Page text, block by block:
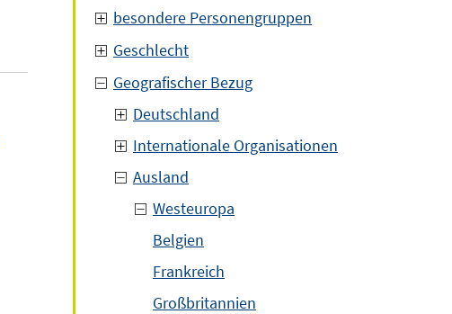
besondere Personengruppen
Geschlecht
Geografischer Bezug
Deutschland
Internationale Organisationen
Ausland
Westeuropa
Belgien
Frankreich
Großbritannien